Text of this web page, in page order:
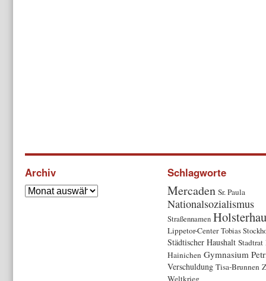
Archiv Schlagworte
Mercaden Sr. Paula
Nationalsozialismus
Straßennamen
Lippetor-Center Tobias
Städtischer Haushalt Stadtrat
Hainichen Gymnasium
Verschuldung Tisa-Brunnen
Weltkrieg